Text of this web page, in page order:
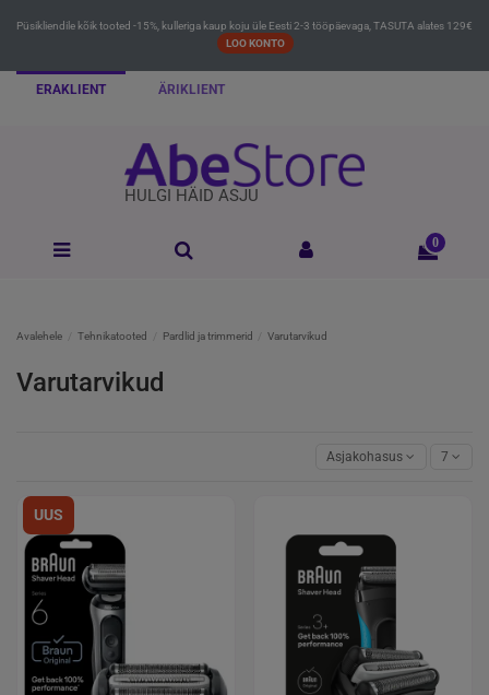
Püsikliendile kõik tooted -15%, kulleriga kaup koju üle Eesti 2-3 tööpäevaga, TASUTA alates 129€
LOO KONTO
ERAKLIENT ÄRIKLIENT
HULGI HÄID ASJU
0
Avalehele Tehnikatooted Pardlid ja trimmerid Varutarvikud
Varutarvikud
Asjakohasus 7
UUS